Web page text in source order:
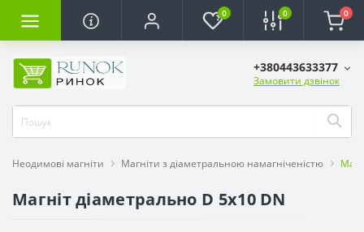
0 0 0
+380443633377
Замовити дзвінок
Неодимові магніти Магніти з діаметральною намагніченістю
Магніт діаметрально D 5x10 DN